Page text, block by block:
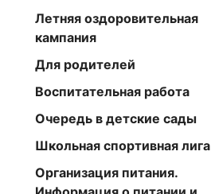
Летняя оздоровительная
кампания
Для родителей
Воспитательная работа
Очередь в детские сады
Школьная спортивная лига
Организация питания.